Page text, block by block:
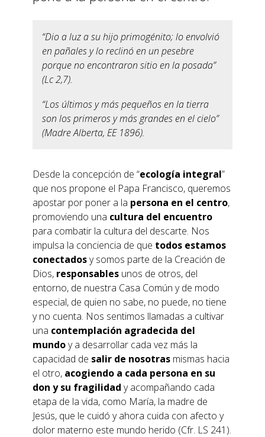
“Dio a luz a su hijo primogénito; lo envolvió
en pañales y lo reclinó en un pesebre
porque no encontraron sitio en la posada”
(Lc 2,7).
“Los últimos y más pequeños en la tierra
son los primeros y más grandes en el cielo”
(Madre Alberta, EE 1896).
Desde la concepción de “ecología integral”
que nos propone el Papa Francisco, queremos
apostar por poner a la persona en el centro,
promoviendo una cultura del encuentro
para combatir la cultura del descarte. Nos
impulsa la conciencia de que todos estamos
conectadosy somos parte de la Creación de
Dios, responsables unos de otros, del
entorno, de nuestra Casa Común y de modo
especial, de quien no sabe, no puede, no tiene
y no cuenta. Nos sentimos llamadas a cultivar
una contemplación agradecida del
mundoy a desarrollar cada vez más la
capacidad de salir de nosotras mismas hacia
el otro, acogiendo a cada persona en su
don y su fragilidad y acompañando cada
etapa de la vida, como María, la madre de
Jesús, que le cuidó y ahora cuida con afecto y
dolor materno este mundo herido (Cfr. LS 241).